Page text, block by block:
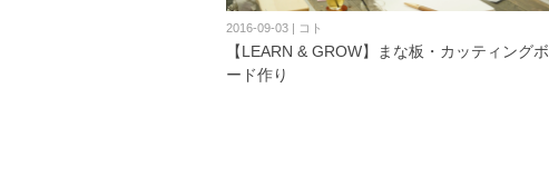
2016-09-03 | コト
【LEARN & GROW】まな板・カッティングボ
ード作り